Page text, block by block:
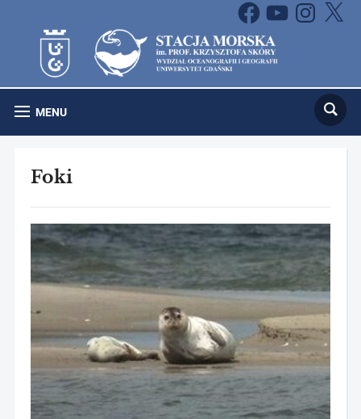
FacebookYouTubeInstagram
X
MENU
Foki